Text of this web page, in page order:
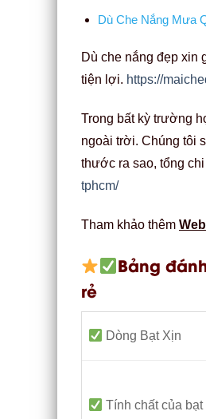
Dù Che Nắng Mưa
Dù che nắng đẹp xin
tiện lợi. https://
Trong bất kỳ trường
ngoài trời. Chúng tôi
thước ra sao, tổng
tphcm/
Tham khảo thêm
Bảng
rẻ
Dòng Bạt Xịn
Tính chất của bạt